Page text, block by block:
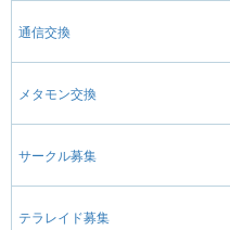
通信交換
メタモン交換
サークル募集
テラレイド募集